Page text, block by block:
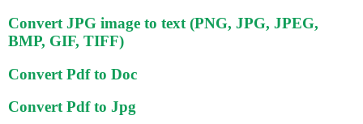
Convert JPG image to text (PNG, JPG, JPEG,
BMP, GIF, TIFF)
Convert Pdf to Doc
Convert Pdf to Jpg